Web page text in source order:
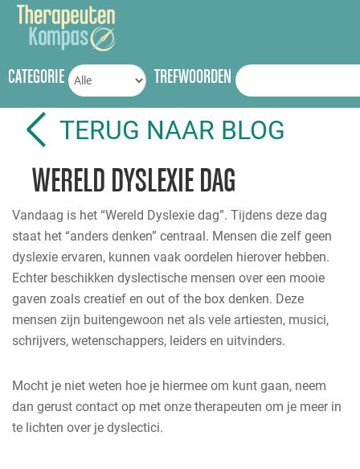
CATEGORIE TREFWOORDEN
TERUG NAAR BLOG
WERELD DYSLEXIE DAG
Vandaag is het “Wereld Dyslexie dag”. Tijdens deze dag
staat het “anders denken” centraal. Mensen die zelf geen
dyslexie ervaren, kunnen vaak oordelen hierover hebben.
Echter beschikken dyslectische mensen over een mooie
gaven zoals creatief en out of the box denken. Deze
mensen zijn buitengewoon net als vele artiesten, musici,
schrijvers, wetenschappers, leiders en uitvinders.
Mocht je niet weten hoe je hiermee om kunt gaan, neem
dan gerust contact op met onze therapeuten om je meer in
te lichten over je dyslectici.